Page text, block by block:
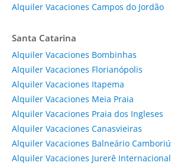
Alquiler Vacaciones Campos do Jordão
Santa Catarina
Alquiler Vacaciones Bombinhas
Alquiler Vacaciones Florianópolis
Alquiler Vacaciones Itapema
Alquiler Vacaciones Meia Praia
Alquiler Vacaciones Praia dos Ingleses
Alquiler Vacaciones Canasvieiras
Alquiler Vacaciones Balneário Camboriú
Alquiler Vacaciones Jurerê Internacional